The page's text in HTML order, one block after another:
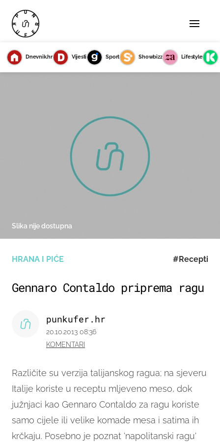
Dnevnik.hr Vijesti Sport Showbizz Lifestyle
HRANA I PIĆE #Recepti
Gennaro Contaldo priprema ragu
Različite su verzija talijanskog ragua; na sjeveru
Italije koriste u receptu mljeveno meso, dok
južnjaci kao Gennaro Contaldo za ragu koriste
samo cijele ili velike komade mesa i satima ih
krčkaju. Posebno je poznat 'napolitanski ragu'
punkufer.hr
20.10.2013 08:36
KOMENTARI
Slika nije dostupna